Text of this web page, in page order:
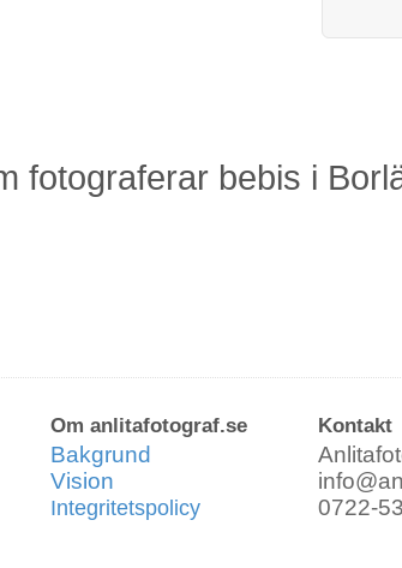
fotograferar bebis i
Bebis
Vänner
Om anlitafotograf.se
Bakgrund
Vision
Integritetspolicy
Kontakt
0722-